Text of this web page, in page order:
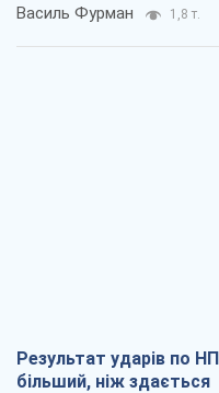
Василь Фурман 1,8 т.
Результат ударів по
більший, ніж здається